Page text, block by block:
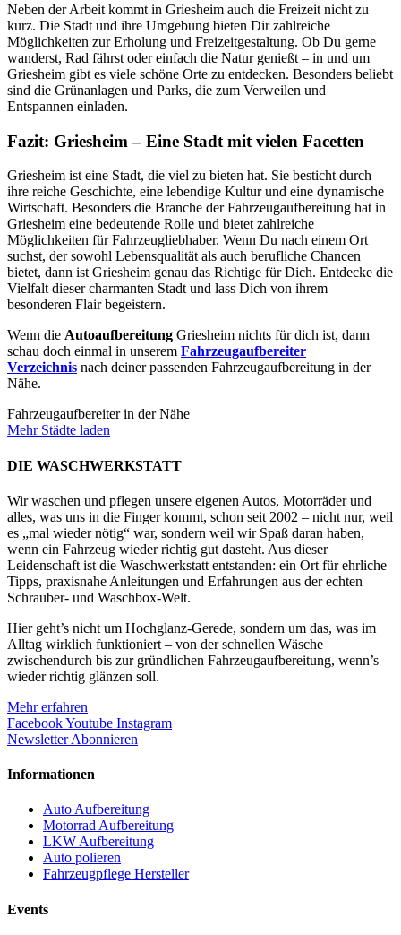
Neben der Arbeit kommt in Griesheim auch die Freizeit nicht zu
kurz. Die Stadt und ihre Umgebung bieten Dir zahlreiche
Möglichkeiten zur Erholung und Freizeitgestaltung. Ob Du gerne
wanderst, Rad fährst oder einfach die Natur genießt – in und um
Griesheim gibt es viele schöne Orte zu entdecken. Besonders beliebt
sind die Grünanlagen und Parks, die zum Verweilen und
Entspannen einladen.
Fazit: Griesheim – Eine Stadt mit vielen Facetten
Griesheim ist eine Stadt, die viel zu bieten hat. Sie besticht durch
ihre reiche Geschichte, eine lebendige Kultur und eine dynamische
Wirtschaft. Besonders die Branche der Fahrzeugaufbereitung hat in
Griesheim eine bedeutende Rolle und bietet zahlreiche
Möglichkeiten für Fahrzeugliebhaber. Wenn Du nach einem Ort
suchst, der sowohl Lebensqualität als auch berufliche Chancen
bietet, dann ist Griesheim genau das Richtige für Dich. Entdecke die
Vielfalt dieser charmanten Stadt und lass Dich von ihrem
besonderen Flair begeistern.
Wenn die Autoaufbereitung Griesheim nichts für dich ist, dann
schau doch einmal in unserem Fahrzeugaufbereiter
Verzeichnis nach deiner passenden Fahrzeugaufbereitung in der
Nähe.
Fahrzeugaufbereiter in der Nähe
Mehr Städte laden
DIE WASCHWERKSTATT
Wir waschen und pflegen unsere eigenen Autos, Motorräder und
alles, was uns in die Finger kommt, schon seit 2002 – nicht nur, weil
es „mal wieder nötig“ war, sondern weil wir Spaß daran haben,
wenn ein Fahrzeug wieder richtig gut dasteht. Aus dieser
Leidenschaft ist die Waschwerkstatt entstanden: ein Ort für ehrliche
Tipps, praxisnahe Anleitungen und Erfahrungen aus der echten
Schrauber- und Waschbox-Welt.
Hier geht’s nicht um Hochglanz-Gerede, sondern um das, was im
Alltag wirklich funktioniert – von der schnellen Wäsche
zwischendurch bis zur gründlichen Fahrzeugaufbereitung, wenn’s
wieder richtig glänzen soll.
Mehr erfahren
FacebookYoutube Instagram
Newsletter Abonnieren
Informationen
Auto Aufbereitung
Motorrad Aufbereitung
LKW Aufbereitung
Auto polieren
Fahrzeugpflege Hersteller
Events